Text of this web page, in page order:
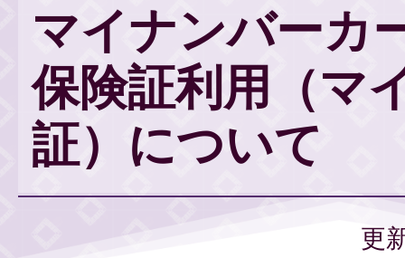
マイナンバーカ
保険証利用（マ
証）について
更